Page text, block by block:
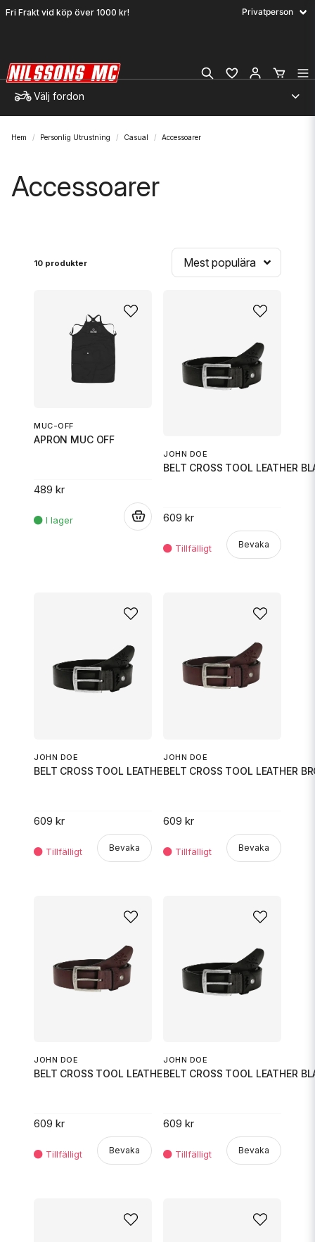
Fri Frakt vid köp över 1000 kr!
Välj fordon
Hem Personlig Utrustning Casual Accessoarer
Accessoarer
10 produkter Mest populära
MUC-OFF
APRON MUC OFF
489 kr
JOHN DOE
BELT CROSS TOOL LEATHER
609 kr
Bevaka
JOHN DOE
BELT CROSS TOOL LEATHER BLACK
609 kr
Bevaka
JOHN DOE
BELT CROSS TOOL LEATHER
609 kr
Bevaka
JOHN DOE
BELT CROSS TOOL LEATHER BROWN
609 kr
Bevaka
JOHN DOE
BELT CROSS TOOL LEATHER
609 kr
Bevaka